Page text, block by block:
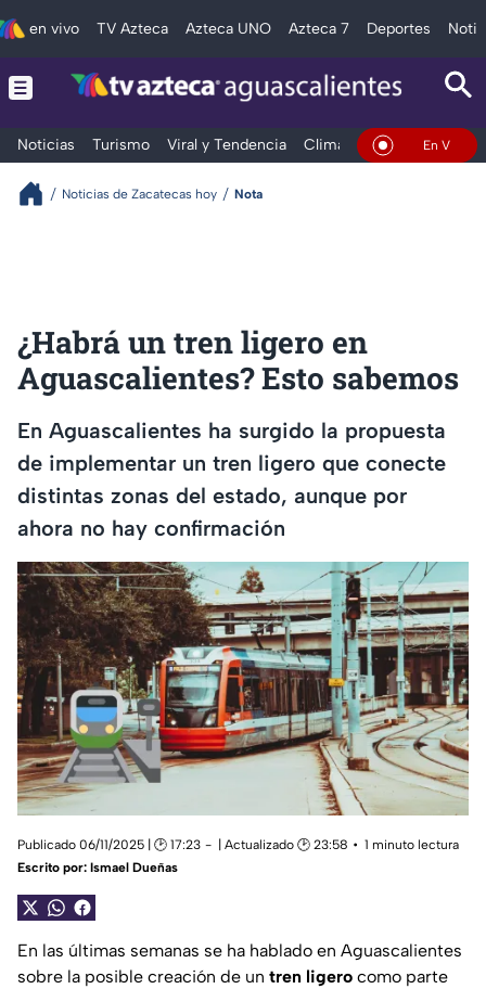
en vivo TV Azteca Azteca UNO Azteca 7 Deportes
Noticias Turismo Viral y Tendencia Clima DeportesEn Vivo
Noticias de Zacatecas hoy Nota
¿Habrá un tren ligero en
Aguascalientes? Esto sabemos
En Aguascalientes ha surgido la propuesta
de implementar un tren ligero que conecte
distintas zonas del estado, aunque por
ahora no hay confirmación
Publicado 06/11/2025 | 🕑 17:23 | Actualizado 🕑 23:58
1 minuto lectura
Escrito por: Ismael Dueñas
En las últimas semanas se ha hablado en Aguascalientes
sobre la posible creación de un tren ligero como parte